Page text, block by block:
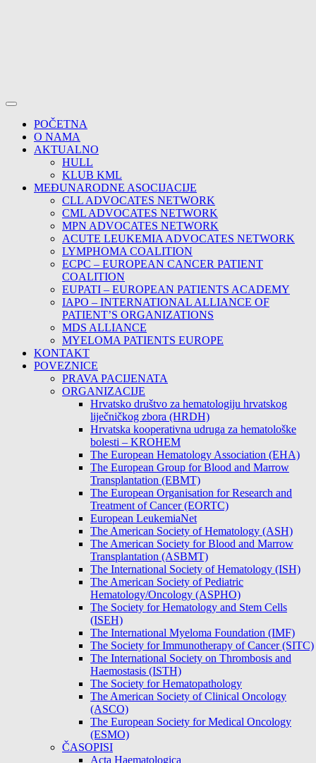
POČETNA
O NAMA
AKTUALNO
HULL
KLUB KML
MEĐUNARODNE ASOCIJACIJE
CLL ADVOCATES NETWORK
CML ADVOCATES NETWORK
MPN ADVOCATES NETWORK
ACUTE LEUKEMIA ADVOCATES NETWORK
LYMPHOMA COALITION
ECPC – EUROPEAN CANCER PATIENT
COALITION
EUPATI – EUROPEAN PATIENTS ACADEMY
IAPO – INTERNATIONAL ALLIANCE OF
PATIENT’S ORGANIZATIONS
MDS ALLIANCE
MYELOMA PATIENTS EUROPE
KONTAKT
POVEZNICE
PRAVA PACIJENATA
ORGANIZACIJE
Hrvatsko društvo za hematologiju hrvatskog
liječničkog zbora (HRDH)
Hrvatska kooperativna udruga za hematološke
bolesti – KROHEM
The European Hematology Association (EHA)
The European Group for Blood and Marrow
Transplantation (EBMT)
The European Organisation for Research and
Treatment of Cancer (EORTC)
European LeukemiaNet
The American Society of Hematology (ASH)
The American Society for Blood and Marrow
Transplantation (ASBMT)
The International Society of Hematology (ISH)
The American Society of Pediatric
Hematology/Oncology (ASPHO)
The Society for Hematology and Stem Cells
(ISEH)
The International Myeloma Foundation (IMF)
The Society for Immunotherapy of Cancer (SITC)
The International Society on Thrombosis and
Haemostasis (ISTH)
The Society for Hematopathology
The American Society of Clinical Oncology
(ASCO)
The European Society for Medical Oncology
(ESMO)
ČASOPISI
Acta Haematologica